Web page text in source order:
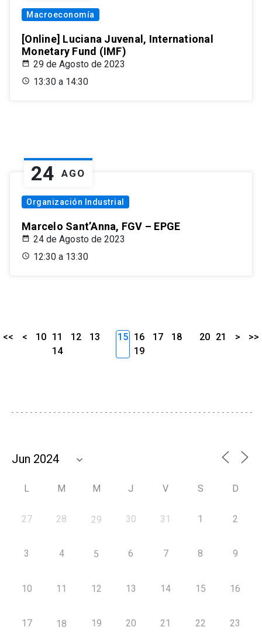
Macroeconomía
[Online] Luciana Juvenal, International
Monetary Fund (IMF)
29 de Agosto de 2023
13:30 a 14:30
24 AGO
Organización Industrial
Marcelo Sant’Anna, FGV – EPGE
24 de Agosto de 2023
12:30 a 13:30
<< < 10 11 12
13
14
15 16 17
18
19
20 21 > >>
L M M J V S D
27 28 29 30 31 1 2
3 4 5 6 7 8 9
10 11 12 13 14 15 16
17 18 19 20 21 22 23